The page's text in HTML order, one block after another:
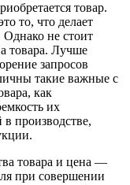
товар.
то, что делает
не стоит
товара. Лучше
запросов
такие важные с
как
их
в производ­стве,
товара и цена —
при совершении